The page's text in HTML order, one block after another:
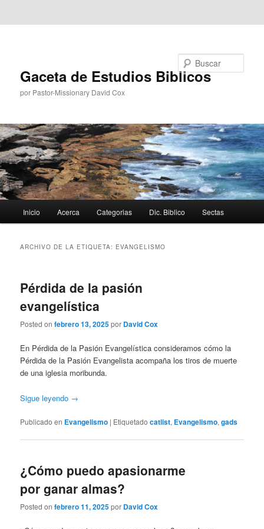
Gaceta de Estudios Biblicos
por Pastor-Missionary David Cox
principal
Inicio Acerca Categorias Dic. Biblico Sectas
ARCHIVO DE LA ETIQUETA: EVANGELISMO
Pérdida de la pasión
evangelística
Posted onfebrero 13, 2025por David Cox
En Pérdida de la Pasión Evangelística consideramos cómo la
Pérdida de la Pasión Evangelista acompaña los tiros de muerte
de una iglesia moribunda.
Sigue leyendo →
Publicado en Evangelismo | Etiquetado catlist, Evangelismo,gads
¿Cómo puedo apasionarme
por ganar almas?
Posted onfebrero 11, 2025por David Cox